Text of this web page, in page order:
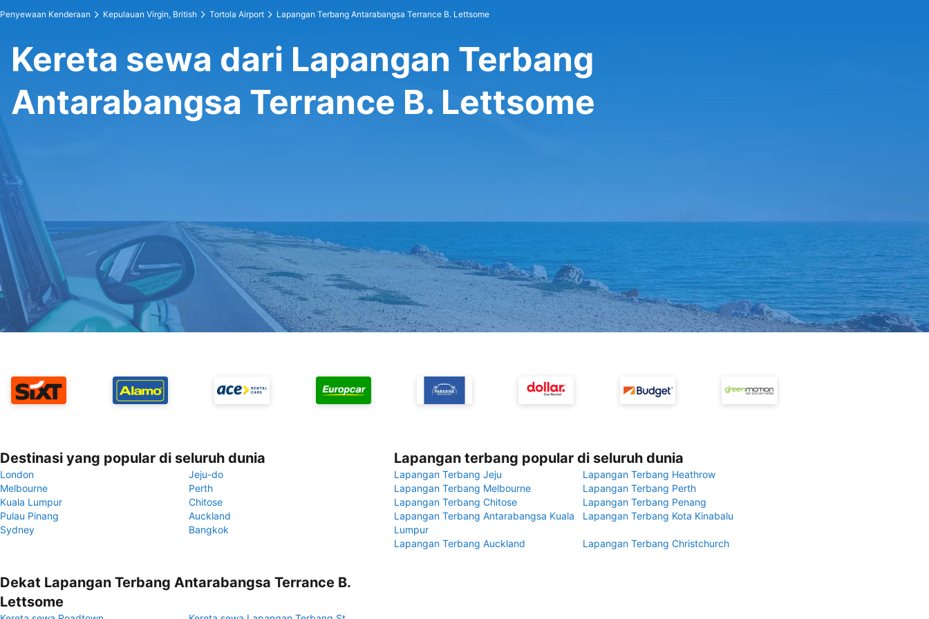
Penyewaan Kenderaan Kepulauan Virgin, British Tortola Airport Lapangan Terbang Antarabangsa Terrance B. Lettsome
Kereta sewa dari Lapangan Terbang
Antarabangsa Terrance B. Lettsome
Destinasi yang popular di seluruh dunia
London
Jeju-do
Melbourne
Perth
Kuala Lumpur
Chitose
Pulau Pinang
Auckland
Sydney
Bangkok
Lapangan terbang popular di seluruh dunia
Lapangan Terbang Jeju
Lapangan Terbang Heathrow
Lapangan Terbang Melbourne
Lapangan Terbang Perth
Lapangan Terbang Chitose
Lapangan Terbang Penang
Lapangan Terbang Antarabangsa Kuala
Lumpur
Lapangan Terbang Kota Kinabalu
Lapangan Terbang Auckland Lapangan Terbang Christchurch
Dekat Lapangan Terbang Antarabangsa Terrance B.
Lettsome